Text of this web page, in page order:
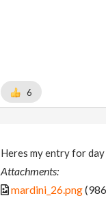
6
Heres my entry for
Attachments:
mardini_26.png